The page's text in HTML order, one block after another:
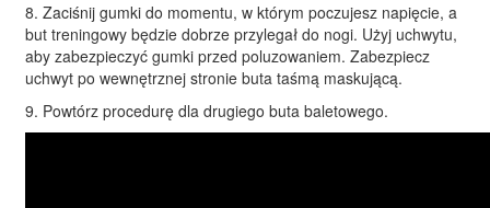
8. Zaciśnij gumki do momentu, w którym poczujesz napięcie, a
but treningowy będzie dobrze przylegał do nogi. Użyj uchwytu,
aby zabezpieczyć gumki przed poluzowaniem. Zabezpiecz
uchwyt po wewnętrznej stronie buta taśmą maskującą.
9. Powtórz procedurę dla drugiego buta baletowego.